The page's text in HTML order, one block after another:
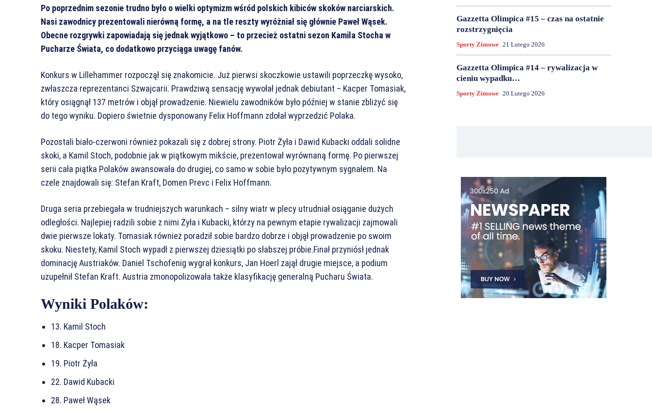
Po poprzednim sezonie trudno było o wielki optymizm wśród polskich kibiców skoków narciarskich.
Nasi zawodnicy prezentowali nierówną formę, a na tle reszty wyróżniał się głównie Paweł Wąsek.
Obecne rozgrywki zapowiadają się jednak wyjątkowo – to przecież ostatni sezon Kamila Stocha w
Pucharze Świata, co dodatkowo przyciąga uwagę fanów.
Konkurs w Lillehammer rozpoczął się znakomicie. Już pierwsi skoczkowie ustawili poprzeczkę wysoko,
zwłaszcza reprezentanci Szwajcarii. Prawdziwą sensację wywołał jednak debiutant – Kacper Tomasiak,
który osiągnął 137 metrów i objął prowadzenie. Niewielu zawodników było później w stanie zbliżyć się
do tego wyniku. Dopiero świetnie dysponowany Felix Hoffmann zdołał wyprzedzić Polaka.
Pozostali biało-czerwoni również pokazali się z dobrej strony. Piotr Żyła i Dawid Kubacki oddali solidne
skoki, a Kamil Stoch, podobnie jak w piątkowym mikście, prezentował wyrównaną formę. Po pierwszej
serii cała piątka Polaków awansowała do drugiej, co samo w sobie było pozytywnym sygnałem. Na
czele znajdowali się: Stefan Kraft, Domen Prevc i Felix Hoffmann.
Druga seria przebiegała w trudniejszych warunkach – silny wiatr w plecy utrudniał osiąganie dużych
odległości. Najlepiej radzili sobie z nimi Żyła i Kubacki, którzy na pewnym etapie rywalizacji zajmowali
dwie pierwsze lokaty. Tomasiak również poradził sobie bardzo dobrze i objął prowadzenie po swoim
skoku. Niestety, Kamil Stoch wypadł z pierwszej dziesiątki po słabszej próbie.Finał przyniósł jednak
dominację Austriaków. Daniel Tschofenig wygrał konkurs, Jan Hoerl zajął drugie miejsce, a podium
uzupełnił Stefan Kraft. Austria zmonopolizowała także klasyfikację generalną Pucharu Świata.
Wyniki Polaków:
13. Kamil Stoch
18. Kacper Tomasiak
19. Piotr Żyła
22. Dawid Kubacki
28. Paweł Wąsek
Gazzetta Olimpica #15 – czas na ostatnie
rozstrzygnięcia
Sporty Zimowe 21 Lutego 2026
Gazzetta Olimpica #14 – rywalizacja w
cieniu wypadku…
Sporty Zimowe 20 Lutego 2026